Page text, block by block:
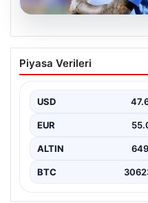
Neymar’ın maç
yaşadığı anlar!
Piyasa Verileri
USD
EUR
ALTIN
BTC